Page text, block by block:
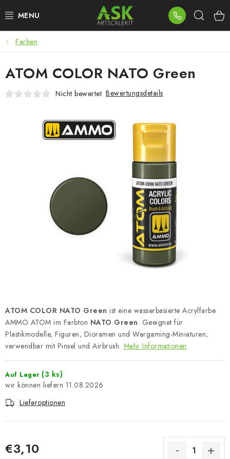
Inhalt
BLOG
SUMMER DAYS
WARHAMMER
ASK PRODUKTE
PLASTIKMODELLE
FARBEN & WERKZEUGE
VOUCHERS
VERKAUFTE MARKEN
Versand und Bezahlung
Bedingungen und Konditionen
Datenschutzbestimmungen
Farben
ATOM COLOR NATO Green ist eine wasserbasierte Acrylfarbe
AMMO ATOM im Farbton NATO Green. Geeignet für
Plastikmodelle, Figuren, Dioramen und Wargaming-Miniaturen;
verwendbar mit Pinsel und Airbrush. Mehr Informationen
Auf Lager (3 ks)
11.08.2026
Lieferoptionen
€3,10
ATOM COLOR NATO Green
Nicht bewertet Bewertungsdetails